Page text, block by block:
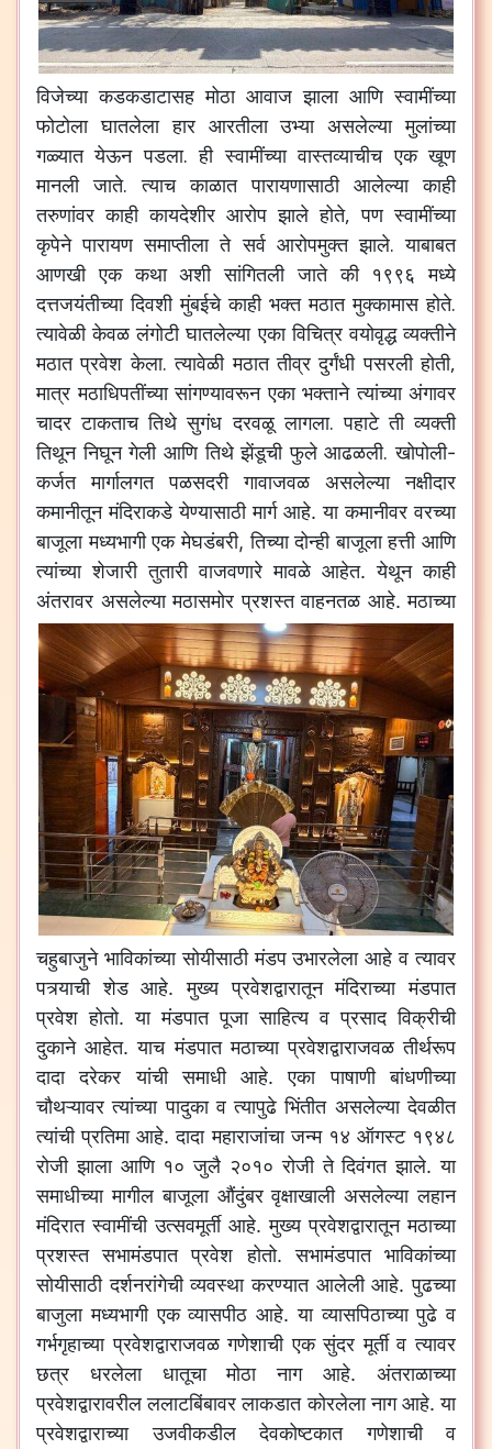
विजेच्या कडकडाटासह मोठा आवाज झाला आणि स्वामींच्या
फोटोला घातलेला हार आरतीला उभ्या असलेल्या मुलांच्या
गळ्यात येऊन पडला. ही स्वामींच्या वास्तव्याचीच एक खूण
मानली जाते. त्याच काळात पारायणासाठी आलेल्या काही
तरुणांवर काही कायदेशीर आरोप झाले होते, पण स्वामींच्या
कृपेने पारायण समाप्तीला ते सर्व आरोपमुक्त झाले. याबाबत
आणखी एक कथा अशी सांगितली जाते की १९९६ मध्ये
दत्तजयंतीच्या दिवशी मुंबईचे काही भक्त मठात मुक्कामास होते.
त्यावेळी केवळ लंगोटी घातलेल्या एका विचित्र वयोवृद्ध व्यक्तीने
मठात प्रवेश केला. त्यावेळी मठात तीव्र दुर्गंधी पसरली होती,
मात्र मठाधिपतींच्या सांगण्यावरून एका भक्ताने त्यांच्या अंगावर
चादर टाकताच तिथे सुगंध दरवळू लागला. पहाटे ती व्यक्ती
तिथून निघून गेली आणि तिथे झेंडूची फुले आढळली.खोपोली-
कर्जत मार्गालगत पळसदरी गावाजवळ असलेल्या नक्षीदार
कमानीतून मंदिराकडे येण्यासाठी मार्ग आहे. या कमानीवर वरच्या
बाजूला मध्यभागी एक मेघडंबरी, तिच्या दोन्ही बाजूला हत्ती आणि
त्यांच्या शेजारी तुतारी वाजवणारे मावळे आहेत. येथून काही
अंतरावर असलेल्या मठासमोर प्रशस्त वाहनतळ आहे.मठाच्या
चहुबाजुने भाविकांच्या सोयीसाठी मंडप उभारलेला आहे व त्यावर
पत्र्याची शेड आहे. मुख्य प्रवेशद्वारातून मंदिराच्या मंडपात
प्रवेश होतो. या मंडपात पूजा साहित्य व प्रसाद विक्रीची
दुकाने आहेत. याच मंडपात मठाच्या प्रवेशद्वाराजवळ तीर्थरूप
दादा दरेकर यांची समाधी आहे. एका पाषाणी बांधणीच्या
चौथऱ्यावर त्यांच्या पादुका व त्यापुढे भिंतीत असलेल्या देवळीत
त्यांची प्रतिमा आहे. दादा महाराजांचा जन्म १४ ऑगस्ट १९४८
रोजी झाला आणि १० जुलै २०१० रोजी ते दिवंगत झाले. या
समाधीच्या मागील बाजूला औंदुंबर वृक्षाखाली असलेल्या लहान
मंदिरात स्वामींची उत्सवमूर्ती आहे. मुख्य प्रवेशद्वारातून मठाच्या
प्रशस्त सभामंडपात प्रवेश होतो. सभामंडपात भाविकांच्या
सोयीसाठी दर्शनरांगेची व्यवस्था करण्यात आलेली आहे. पुढच्या
बाजुला मध्यभागी एक व्यासपीठ आहे. या व्यासपिठाच्या पुढे व
गर्भगृहाच्या प्रवेशद्वाराजवळ गणेशाची एक सुंदर मूर्ती व त्यावर
छत्र धरलेला धातूचा मोठा नाग आहे. अंतराळाच्या
प्रवेशद्वारावरील ललाटबिंबावर लाकडात कोरलेला नाग आहे. या
प्रवेशद्वाराच्या उजवीकडील देवकोष्टकात गणेशाची व